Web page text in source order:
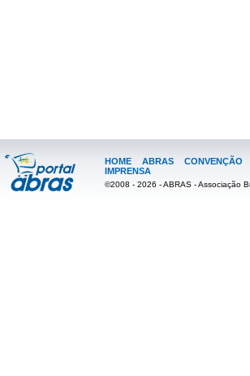
HOME ABRAS CONVENÇÃO
IMPRENSA
©2008 - 2026 - ABRAS - Associação